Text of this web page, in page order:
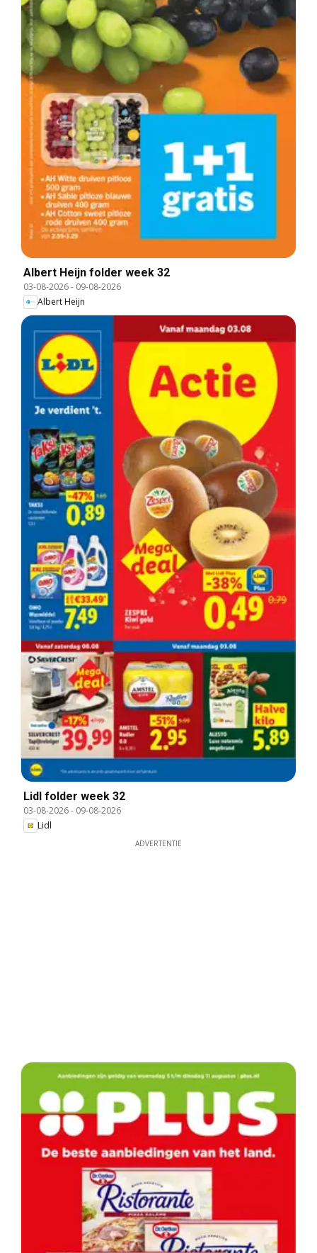
Albert Heijn folder week 32
03-08-2026- 09-08-2026
Albert Heijn
Lidl folder week 32
03-08-2026- 09-08-2026
Lidl
ADVERTENTIE